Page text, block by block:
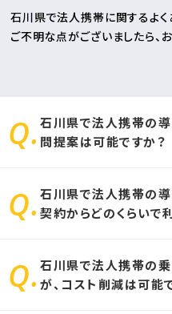
石川県で法人携帯に関するよく
ご不明な点がございましたら、
石川県で法人携帯の導
問提案は可能ですか？
お客様のエリアにより、訪問
その場合、オンライン商談
石川県で法人携帯の導
契約からどのくらいで
お申し込みをいただいてか
けます。
石川県で法人携帯の乗
が、コスト削減は可能